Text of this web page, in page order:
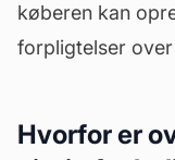
køberen kan
forpligtelser
Hvorfor er